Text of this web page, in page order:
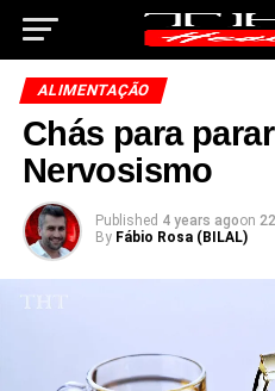
ALIMENTAÇÃO
Chás para
Nervosismo
Published 4 years agoon
By Fábio Rosa (BILAL)